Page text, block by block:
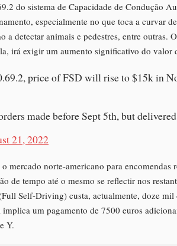
do sistema de Capacidade de Condução
especialmente no que toca a curvar
a detectar animais e pedestres, entre outras.
irá exigir um aumento significativo do valor
price of FSD will rise to $15k in
made before Sept 5th, but
21, 2022
mercado norte-americano para encomendas
de tempo até o mesmo se reflectir nos
Self-Driving) custa, actualmente, doze mil
um pagamento de 7500 euros
Y.